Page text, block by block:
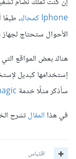
Iphone كمحاك
ِ، طبعًا
الأحوال ستحتاج لجهاز
هناك بعض المواقع
سأذكر مثلًا خدمة
في هذا المقالتشرح
اقتباس